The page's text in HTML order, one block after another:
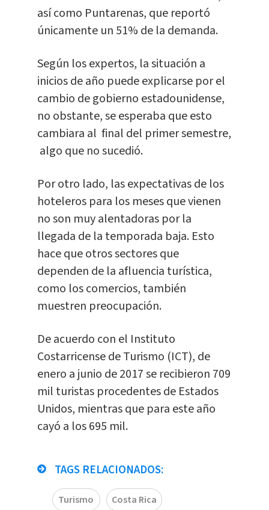
así como Puntarenas, que reportó
únicamente un 51% de la demanda.
Según los expertos, la situación a
inicios de año puede explicarse por el
cambio de gobierno estadounidense,
no obstante, se esperaba que esto
cambiara al final del primer semestre,
algo que no sucedió.
Por otro lado, las expectativas de los
hoteleros para los meses que vienen
no son muy alentadoras por la
llegada de la temporada baja. Esto
hace que otros sectores que
dependen de la afluencia turística,
como los comercios, también
muestren preocupación.
De acuerdo con el Instituto
Costarricense de Turismo (ICT), de
enero a junio de 2017 se recibieron 709
mil turistas procedentes de Estados
Unidos, mientras que para este año
cayó a los 695 mil.
TAGS RELACIONADOS:
Turismo Costa Rica